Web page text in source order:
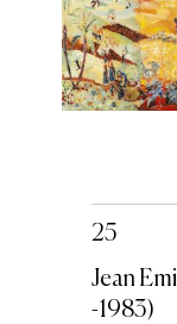
25
Jean
-1983)